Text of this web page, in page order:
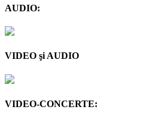
AUDIO:
VIDEO şi AUDIO
VIDEO-CONCERTE: